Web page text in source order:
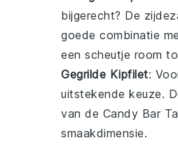
bijgerecht? De
goede combinatie
een scheutje room
Gegrilde Kipfilet:
uitstekende keuze.
van de Candy Bar
smaakdimensie.